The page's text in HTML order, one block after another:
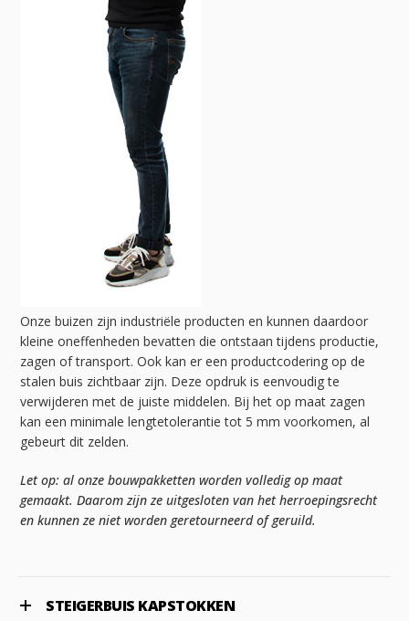
Onze buizen zijn industriële producten en kunnen daardoor
kleine oneffenheden bevatten die ontstaan tijdens productie,
zagen of transport. Ook kan er een productcodering op de
stalen buis zichtbaar zijn. Deze opdruk is eenvoudig te
verwijderen met de juiste middelen. Bij het op maat zagen
kan een minimale lengtetolerantie tot 5 mm voorkomen, al
gebeurt dit zelden.
Let op: al onze bouwpakketten worden volledig op maat
gemaakt. Daarom zijn ze uitgesloten van het herroepingsrecht
en kunnen ze niet worden geretourneerd of geruild.
STEIGERBUIS KAPSTOKKEN